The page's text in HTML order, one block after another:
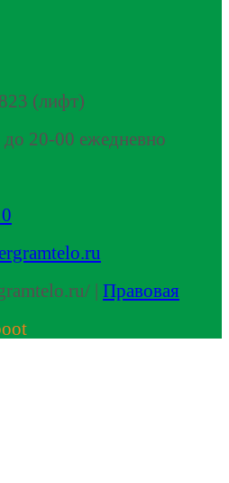
(лифт)
20-00 ежедневно
| Правовая